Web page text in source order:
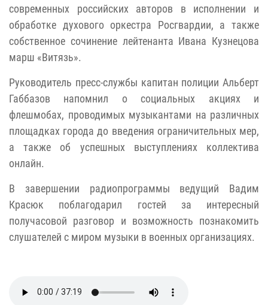
современных российских авторов в исполнении и
обработке духового оркестра Росгвардии, а также
собственное сочинение лейтенанта Ивана Кузнецова
марш «Витязь».
Руководитель пресс-службы капитан полиции Альберт
Габбазов напомнил о социальных акциях и
флешмобах, проводимых музыкантами на различных
площадках города до введения ограничительных мер,
а также об успешных выступлениях коллектива
онлайн.
В завершении радиопрограммы ведущий Вадим
Красюк поблагодарил гостей за интересный
получасовой разговор и возможность познакомить
слушателей с миром музыки в военных организациях.